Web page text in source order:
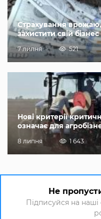
Страхування
захистити свій бізнес
7 липня 521
Нові критерії
означає для
8 липня 1 643
Не
Підписуйся на наші